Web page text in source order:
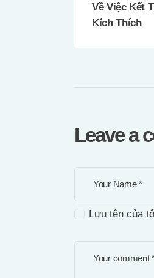
Về Việc Kết
Kích Thích
Leave a
Lưu tên của